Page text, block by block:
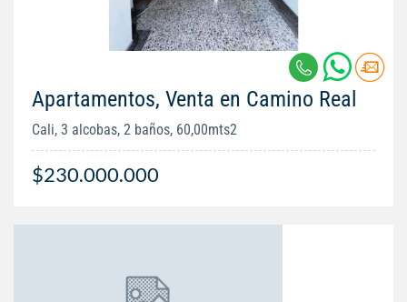
Apartamentos, Venta en Camino Real
Cali, 3 alcobas, 2 baños, 60,00mts2
$230.000.000